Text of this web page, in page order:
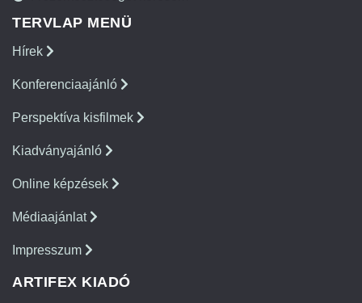
TERVLAP MENÜ
Hírek
Konferenciaajánló
Perspektíva kisfilmek
Kiadványajánló
Online képzések
Médiaajánlat
Impresszum
ARTIFEX KIADÓ